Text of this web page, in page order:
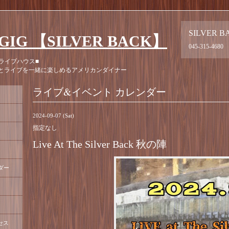
SILVER
045-315-4680
【SILVER BACK】
イブハウス■
ライブを一緒に楽しめるアメリカンダイナー
ライブ&イベント カレンダー
2024-09-07 (Sat)
指定なし
Live At The Silver Back 秋の陣
ー
ス